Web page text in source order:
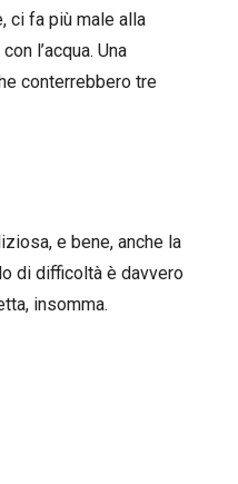
ci fa più male alla
l’acqua. Una
conterrebbero tre
e bene, anche la
di difficoltà è davvero
insomma.